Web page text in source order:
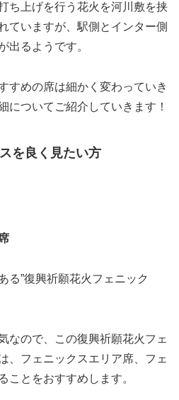
ち上げを行う花火を河川敷を挟
ていますが、駅側とインター側
出るようです。
すめの席は細かく変わっていき
についてご紹介していきます！
を良く見たい方
る”復興祈願花火フェニック
なので、この復興祈願花火フェ
、フェニックスエリア席、フェ
ことをおすすめします。